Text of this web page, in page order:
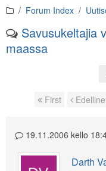
Forum Index
Savusukeltajia
maassa
Page navigation
First
19.11.2006 kello
Darth